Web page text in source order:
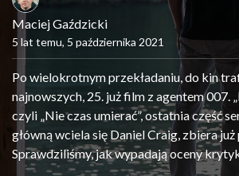
Maciej Gaździcki
5 lat temu, 5 października 2021
Po wielokrotnym przekładaniu, do kin
najnowszych, 25. już film z agentem 007.
czyli „Nie czas umierać”, ostatnia część
główną wciela się Daniel Craig, zbiera
Sprawdziliśmy, jak wypadają oceny